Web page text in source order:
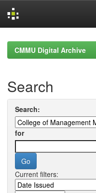
navigationCMMU Digital Archive
Search
Search:
for
Current filters: